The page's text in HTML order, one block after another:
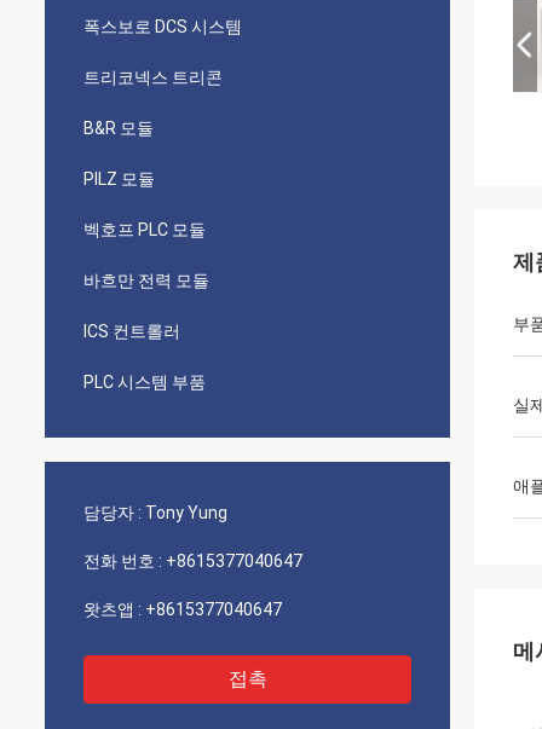
폭스보로 DCS 시스템
트리코넥스 트리콘
B&R 모듈
PILZ 모듈
벡호프 PLC 모듈
바흐만 전력 모듈
ICS 컨트롤러
PLC 시스템 부품
담당자 : Tony Yung
전화 번호 : +8615377040647
왓츠앱 : +8615377040647
접촉
제
부
실
애
메